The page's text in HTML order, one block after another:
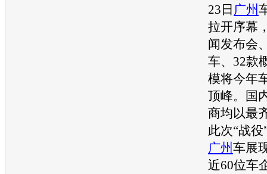
23日 广州
拉开序幕
闻发布会
车、32款
模将今年
顶峰。国
商均以最
此次“战
广州车展
近60位车